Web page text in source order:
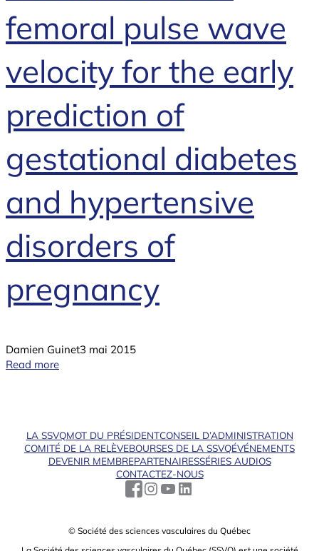
femoral pulse wave
velocity for the early
prediction of
gestational diabetes
and hypertensive
disorders of
pregnancy
Damien Guinet3 mai 2015
Read more
LA SSVQMOT DU PRÉSIDENTCONSEIL D’ADMINISTRATION
COMITÉ DE LA RELÈVEBOURSES DE LA SSVQÉVÉNEMENTS
DEVENIR MEMBREPARTENAIRESSÉRIES AUDIOS
CONTACTEZ-NOUS
© Société des sciences vasculaires du Québec